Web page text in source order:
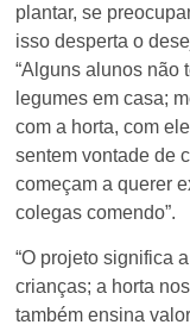
plantar, se
isso desperta o
“Alguns alunos não
legumes em casa;
com a horta, com
sentem vontade de
começam a querer
colegas comendo”.
“O projeto significa
crianças; a horta
também ensina